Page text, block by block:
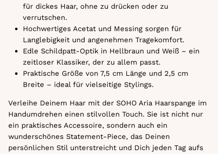
für dickes Haar, ohne zu drücken oder zu
verrutschen.
Hochwertiges Acetat und Messing sorgen für
Langlebigkeit und angenehmen Tragekomfort.
Edle Schildpatt-Optik in Hellbraun und Weiß – ein
zeitloser Klassiker, der zu allem passt.
Praktische Größe von 7,5 cm Länge und 2,5 cm
Breite – ideal für vielseitige Stylings.
Verleihe Deinem Haar mit der SOHO Aria Haarspange im
Handumdrehen einen stilvollen Touch. Sie ist nicht nur
ein praktisches Accessoire, sondern auch ein
wunderschönes Statement-Piece, das Deinen
persönlichen Stil unterstreicht und Dich jeden Tag aufs